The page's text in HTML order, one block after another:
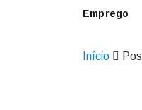
Emprego
Início